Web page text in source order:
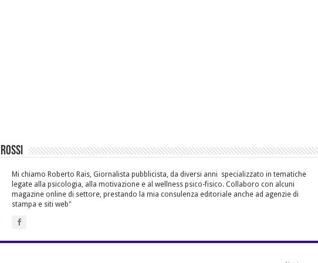
Mi chiamo Roberto Rais, Giornalista pubblicista, da diversi anni specializzato in tematiche
legate alla psicologia, alla motivazione e al wellness psico-fisico. Collaboro con alcuni
magazine online di settore, prestando la mia consulenza editoriale anche ad agenzie di
stampa e siti web"